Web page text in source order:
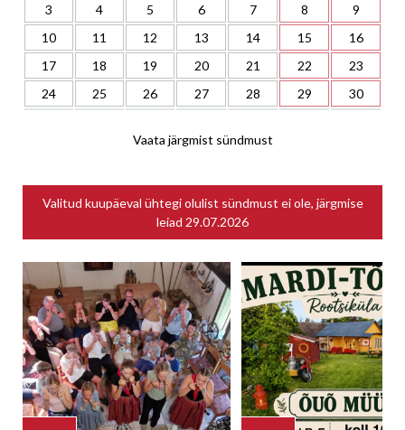
3
4 5 6 7 8
9
10
11 12 13 14 15
16
17
18 19 20 21 22
23
24
25 26 27 28 29 30
Vaata järgmist sündmust
Valitud kuupäeval ühtegi olulist sündmust ei ole, järgmise
leiad 29.07.2026